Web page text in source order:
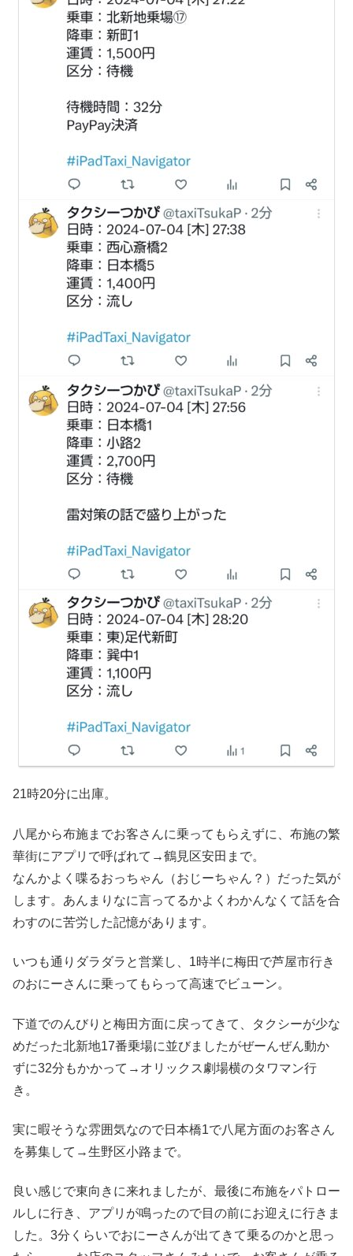
21時20分に出庫。
八尾から布施までお客さんに乗ってもらえずに、布施の繁
華街にアプリで呼ばれて→鶴見区安田まで。
なんかよく喋るおっちゃん（おじーちゃん？）だった気が
します。あんまりなに言ってるかよくわかんなくて話を合
わすのに苦労した記憶があります。
いつも通りダラダラと営業し、1時半に梅田で芦屋市行き
のおにーさんに乗ってもらって高速でビューン。
下道でのんびりと梅田方面に戻ってきて、タクシーが少な
めだった北新地17番乗場に並びましたがぜーんぜん動か
ずに32分もかかって→オリックス劇場横のタワマン行
き。
実に暇そうな雰囲気なので日本橋1で八尾方面のお客さん
を募集して→生野区小路まで。
良い感じで東向きに来れましたが、最後に布施をパトロー
ルしに行き、アプリが鳴ったので目の前にお迎えに行きま
した。3分くらいでおにーさんが出てきて乗るのかと思っ